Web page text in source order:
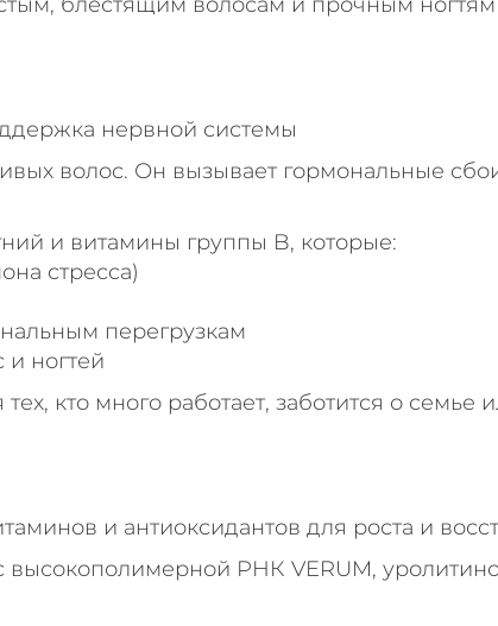
нервной системы
волос. Он вызывает гормональные
и витамины группы B, которые:
стресса)
перегрузкам
и ногтей
кто много работает, заботится о семье
и антиоксидантов для роста и
высокополимерной РНК VERUM,